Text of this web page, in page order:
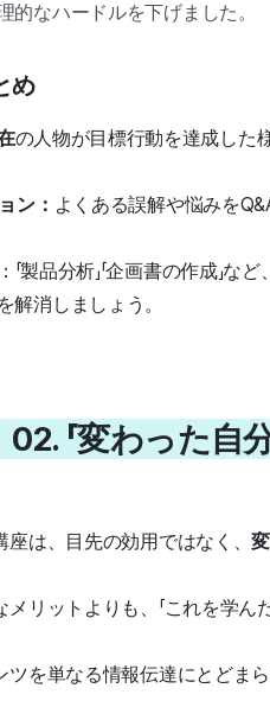
的なハードルを下げました。
め
の人物が目標行動を達成した
ン： よくある誤解や悩みを
「製品分析」「企画書の作成」
解消しましょう。
「変わった自
座は、目先の効用ではなく、
リットよりも、 「これを学ん
ツを単なる情報伝達にとどま